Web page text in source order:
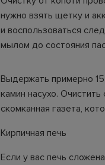
нужно взять щетку и
и воспользоваться
мылом до состояния
Выдержать примерно
камин насухо.
скомканная газета,
Кирпичная печь
Если у вас печь